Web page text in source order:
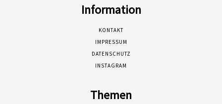
Information
KONTAKT
IMPRESSUM
DATENSCHUTZ
INSTAGRAM
Themen